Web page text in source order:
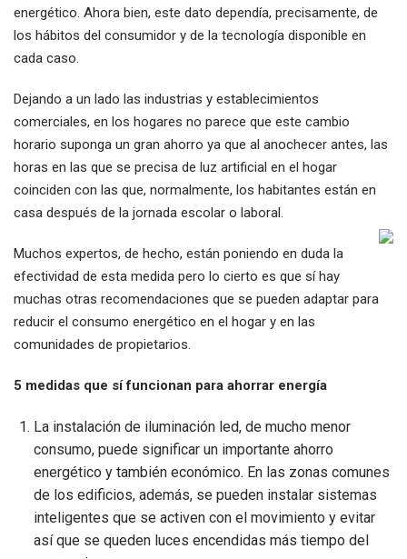
energético. Ahora bien, este dato dependía, precisamente, de
los hábitos del consumidor y de la tecnología disponible en
cada caso.
Dejando a un lado las industrias y establecimientos
comerciales, en los hogares no parece que este cambio
horario suponga un gran ahorro ya que al anochecer antes, las
horas en las que se precisa de luz artificial en el hogar
coinciden con las que, normalmente, los habitantes están en
casa después de la jornada escolar o laboral.
Muchos expertos, de hecho, están poniendo en duda la
efectividad de esta medida pero lo cierto es que sí hay
muchas otras recomendaciones que se pueden adaptar para
reducir el consumo energético en el hogar y en las
comunidades de propietarios.
5 medidas que sí funcionan para ahorrar energía
La instalación de iluminación led, de mucho menor
consumo, puede significar un importante ahorro
energético y también económico. En las zonas comunes
de los edificios, además, se pueden instalar sistemas
inteligentes que se activen con el movimiento y evitar
así que se queden luces encendidas más tiempo del